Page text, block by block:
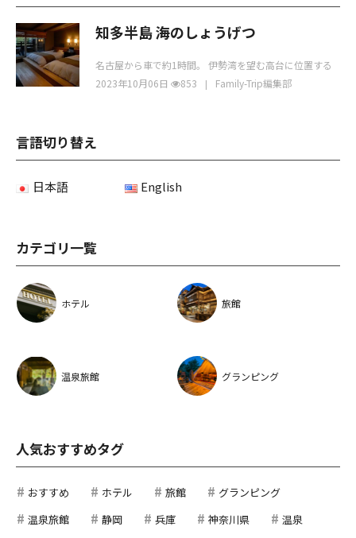
知多半島 海のしょうげつ
名古屋から車で約1時間。 伊勢湾を望む高台に位置する
「知多半島 海のしょうげつ」は、文字通り、“海”
2023年10月06日 853 Family-Trip編集部
言語切り替え
日本語 English
カテゴリ一覧
ホテル 旅館
温泉旅館 グランピング
人気おすすめタグ
おすすめ ホテル 旅館
グランピング
温泉旅館
静岡 兵庫 神奈川県
温泉